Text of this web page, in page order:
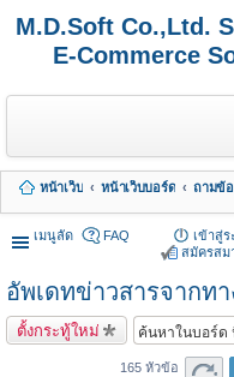
M.D.Soft Co.,Ltd.
E-Commerce
หน้าเว็บ หน้าเว็บบอร์ด
เมนูลัด
FAQ
เข้าสู่ร
สมัครสม
อัพเดทข่าวสารจากท
ตั้งกระทู้ใหม่
165 หัวข้อ